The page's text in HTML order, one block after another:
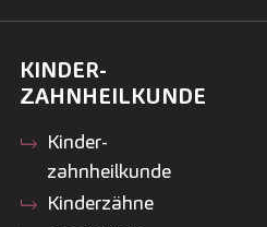
KINDER­
ZAHNHEILKUNDE
Kinder­
zahnheilkunde
Kinderzähne